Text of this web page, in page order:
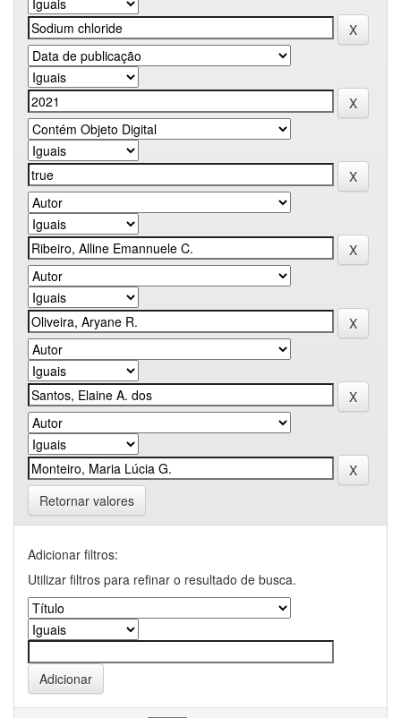
Retornar valores
Adicionar filtros:
Utilizar filtros para refinar o resultado de busca.